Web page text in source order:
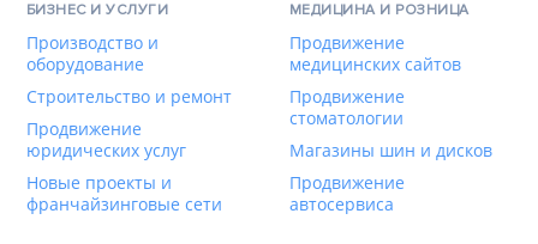
БИЗНЕС И УСЛУГИ
Производство и
оборудование
Строительство и ремонт
Продвижение
юридических услуг
Новые проекты и
франчайзинговые сети
МЕДИЦИНА И РОЗНИЦА
Продвижение
медицинских сайтов
Продвижение
стоматологии
Магазины шин и дисков
Продвижение
автосервиса